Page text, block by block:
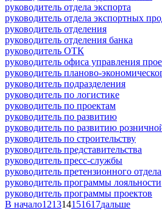
руководитель отдела экспорта
руководитель отдела экспортных
руководитель отделения
руководитель отделения банка
руководитель ОТК
руководитель офиса управления
руководитель планово-
руководитель подразделения
руководитель по логистике
руководитель по проектам
руководитель по развитию
руководитель по развитию
руководитель по строительству
руководитель представительства
руководитель пресс-службы
руководитель претензионного отдела
руководитель программы лояльности
руководитель программы проектов
В начало121314151617дальше